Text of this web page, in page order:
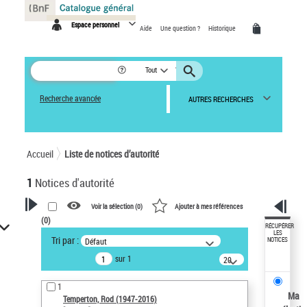
Espace personnel Aide Une question ? Historique
Tout
Recherche avancée AUTRES RECHERCHES
Accueil Liste de notices d’autorité
1 Notices d'autorité
VOTRE RECHERCHE
Recherche avancée dans les
notices d’autorité
Œuvres liées à l'auteur :
Temperton, Rod (1947-2016)
Voir la sélection (0) Ajouter à mes références
(0)
Tri par : Défaut
sur 1
20
résultats/page
1
Temperton, Rod (1947-2016)
RÉCUPÉRER
LES
NOTICES
Ma
Panneau de gestion des cookies